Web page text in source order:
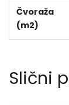
Čvoraža
(m2)
Slični